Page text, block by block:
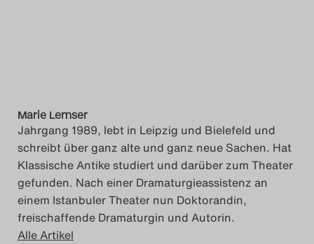
Marie Lemser
Jahrgang 1989, lebt in Leipzig und Bielefeld und
schreibt über ganz alte und ganz neue Sachen. Hat
Klassische Antike studiert und darüber zum Theater
gefunden. Nach einer Dramaturgieassistenz an
einem Istanbuler Theater nun Doktorandin,
freischaffende Dramaturgin und Autorin.
Alle Artikel